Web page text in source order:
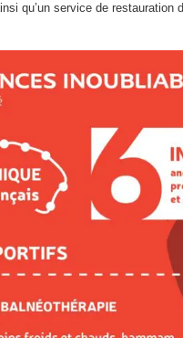
qu’un service de